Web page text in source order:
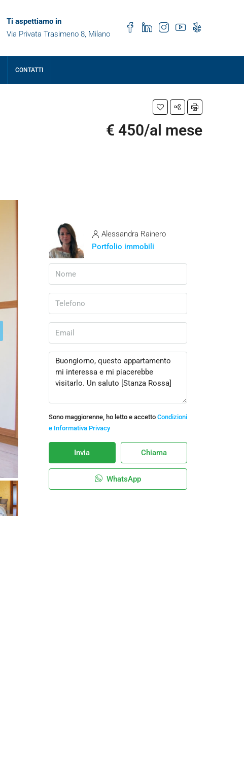
Ti aspettiamo in
Via Privata Trasimeno 8, Milano
CONTATTI
€ 450/al mese
Alessandra Rainero
Portfolio immobili
Sono maggiorenne, ho letto e accetto Condizioni
e Informativa Privacy
Invia Chiama
WhatsApp